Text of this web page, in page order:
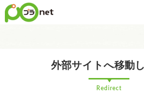
外部サイトへ移動
Redirect